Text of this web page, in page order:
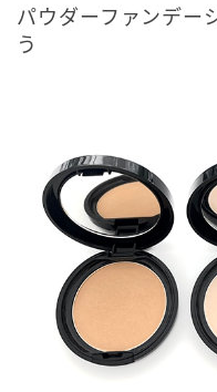
パウダーファンデー
う